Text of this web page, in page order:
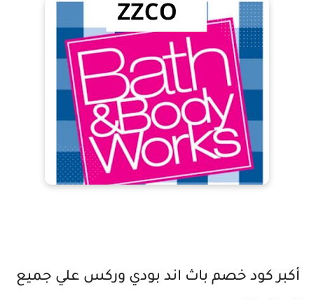
أكبر كود خصم باث اند بودي وركس علي جميع